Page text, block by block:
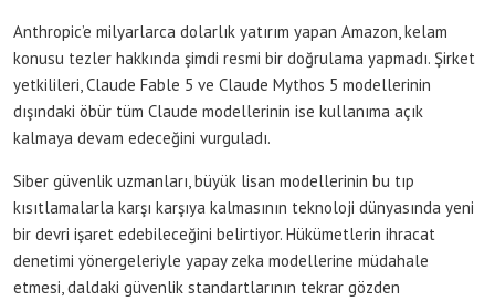
Anthropic’e milyarlarca dolarlık yatırım yapan Amazon, kelam
konusu tezler hakkında şimdi resmi bir doğrulama yapmadı. Şirket
yetkilileri, Claude Fable 5 ve Claude Mythos 5 modellerinin
dışındaki öbür tüm Claude modellerinin ise kullanıma açık
kalmaya devam edeceğini vurguladı.
Siber güvenlik uzmanları, büyük lisan modellerinin bu tıp
kısıtlamalarla karşı karşıya kalmasının teknoloji dünyasında yeni
bir devri işaret edebileceğini belirtiyor. Hükümetlerin ihracat
denetimi yönergeleriyle yapay zeka modellerine müdahale
etmesi, daldaki güvenlik standartlarının tekrar gözden